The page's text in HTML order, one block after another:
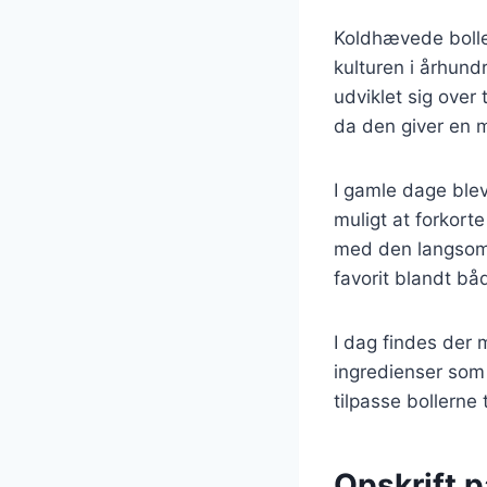
Koldhævede
kulturen i
udviklet sig over
da den giver en
I gamle dage
muligt at
med den
favorit blandt
I dag findes der
ingredienser
tilpasse bollerne